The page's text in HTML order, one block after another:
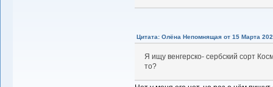
Цитата: Олёна Непомнящая от 15 Марта
Я ищу венгерско- сербский сорт
то?